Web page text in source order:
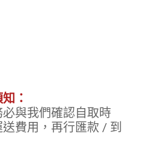
：
與我們確認自取時
費用，再行匯款 / 到